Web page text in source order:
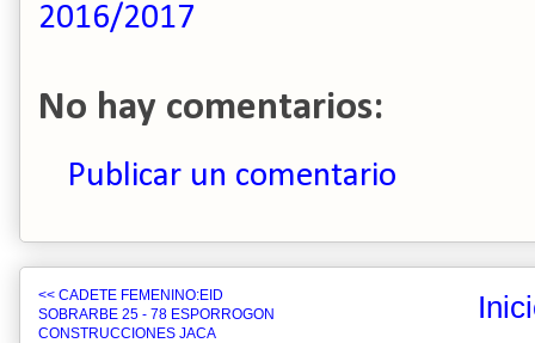
2016/2017
No hay comentarios:
Publicar un comentario
<< CADETE FEMENINO:EID
SOBRARBE 25 - 78 ESPORROGON
CONSTRUCCIONES JACA